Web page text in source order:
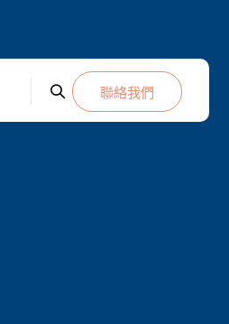
聯絡我們